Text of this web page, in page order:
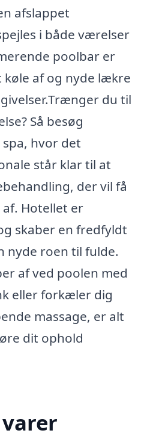
afslappet
i både værelser
poolbar er
af og nyde lækre
du til
Så besøg
hvor det
står klar til at
der vil få
Hotellet er
skaber en fredfyldt
nyde roen til fulde.
af ved poolen med
eller forkæler dig
massage, er alt
dit ophold